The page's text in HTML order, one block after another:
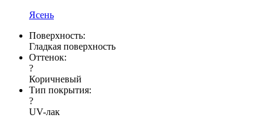
Ясень
Поверхность:
Гладкая поверхность
Оттенок:
?
Коричневый
Тип покрытия:
?
UV-лак